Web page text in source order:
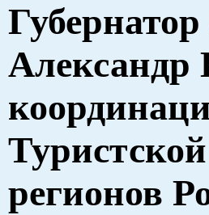
Александр
регионов